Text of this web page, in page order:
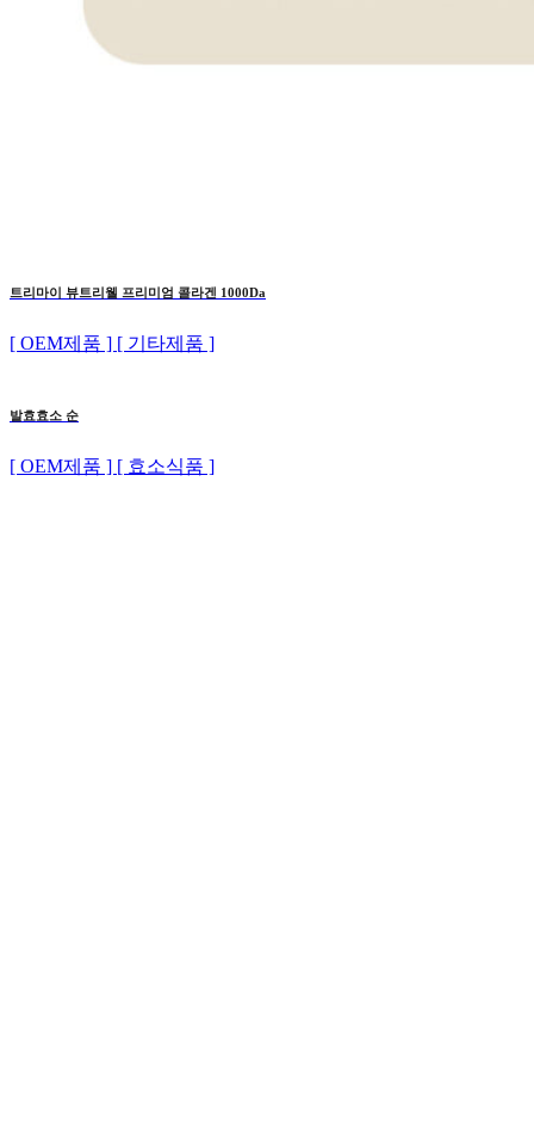
트리마이 뷰트리웰 프리미엄 콜라겐 1000Da
[ OEM제품 ] [ 기타제품 ]
발효효소 순
[ OEM제품 ] [ 효소식품 ]